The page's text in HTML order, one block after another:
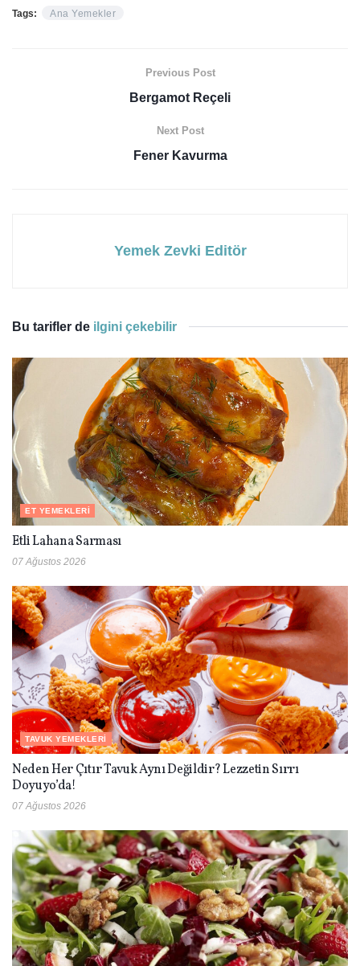
Tags: Ana Yemekler
Previous Post
Bergamot Reçeli
Next Post
Fener Kavurma
Yemek Zevki Editör
Bu tarifler de ilgini çekebilir
ET YEMEKLERI
Etli Lahana Sarması
07 Ağustos 2026
TAVUK YEMEKLERI
Neden Her Çıtır Tavuk Aynı Değildir? Lezzetin Sırrı
Doyuyo’da!
07 Ağustos 2026